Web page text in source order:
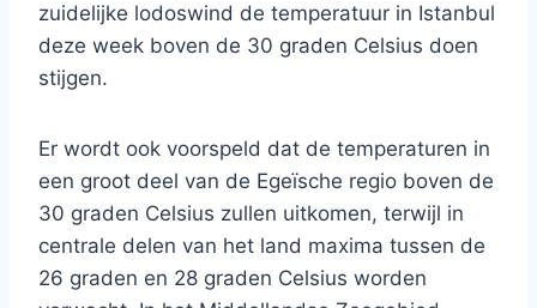
zuidelijke lodoswind de temperatuur in Istanbul
deze week boven de 30 graden Celsius doen
stijgen.
Er wordt ook voorspeld dat de temperaturen in
een groot deel van de Egeïsche regio boven de
30 graden Celsius zullen uitkomen, terwijl in
centrale delen van het land maxima tussen de
26 graden en 28 graden Celsius worden